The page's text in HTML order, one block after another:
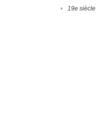
•
19e siècle